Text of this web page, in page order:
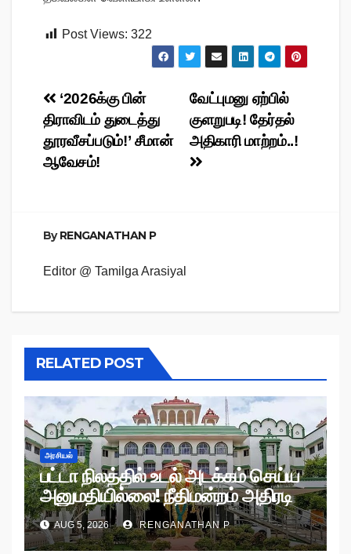
Post Views: 322
Post
navigation
வேட்புமனு ஏற்பில்
குளறுபடி! தேர்தல்
அதிகாரி மாற்றம்..!
‘2026க்கு பின்
திராவிடம் துடைத்து
தூரவீசப்படும்!’ சீமான்
ஆவேசம்!
ByRENGANATHAN P
Editor @ Tamilga Arasiyal
RELATED POST
அரசியல்
பட்டா நிலத்தில் உடல் அடக்கம் செய்ய
அனுமதியில்லை! நீதிமன்றம் அதிரடி
உத்தரவு!
AUG 5, 2026 RENGANATHAN P